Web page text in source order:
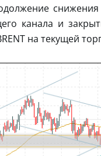
канала и
на текущей